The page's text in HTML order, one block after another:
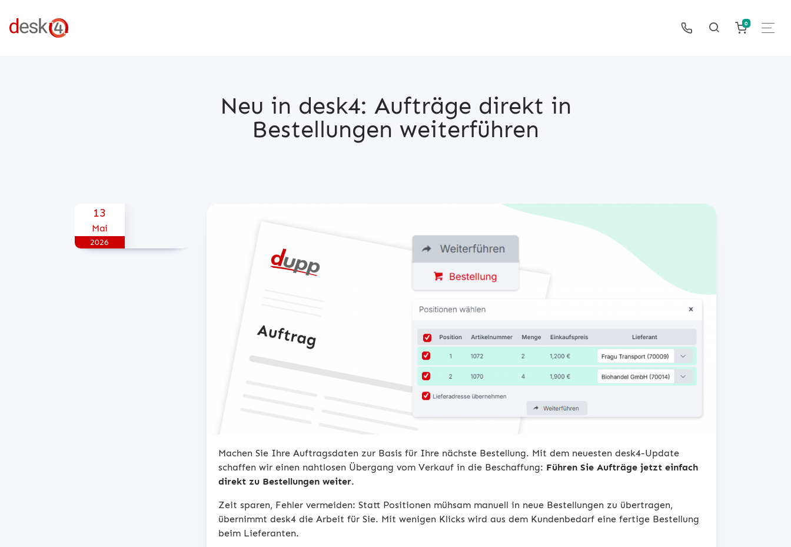
0
Neu in desk4: Aufträge direkt in
Bestellungen weiterführen
Posted on
13
Mai
2026
Machen Sie Ihre Auftragsdaten zur Basis für Ihre nächste Bestellung. Mit dem neuesten desk4-Update
schaffen wir einen nahtlosen Übergang vom Verkauf in die Beschaffung: Führen Sie Aufträge jetzt einfach
direkt zu Bestellungen weiter.
Zeit sparen, Fehler vermeiden: Statt Positionen mühsam manuell in neue Bestellungen zu übertragen,
übernimmt desk4 die Arbeit für Sie. Mit wenigen Klicks wird aus dem Kundenbedarf eine fertige Bestellung
beim Lieferanten.